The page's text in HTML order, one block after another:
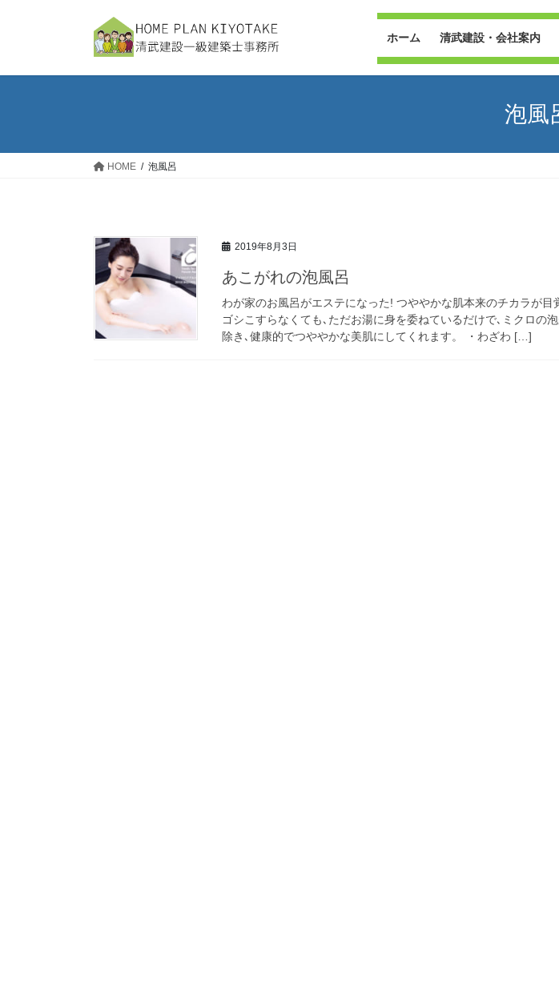
ホーム 清武建設・会社案内
泡風
HOME 泡風呂
2019年8月3日
あこがれの泡風呂
わが家のお風呂がエステになった! つややかな肌本来のチカラが目
ゴシこすらなくても､ただお湯に身を委ねているだけで､ミクロの
除き､健康的でつややかな美肌にしてくれます。 ・わざわ […]